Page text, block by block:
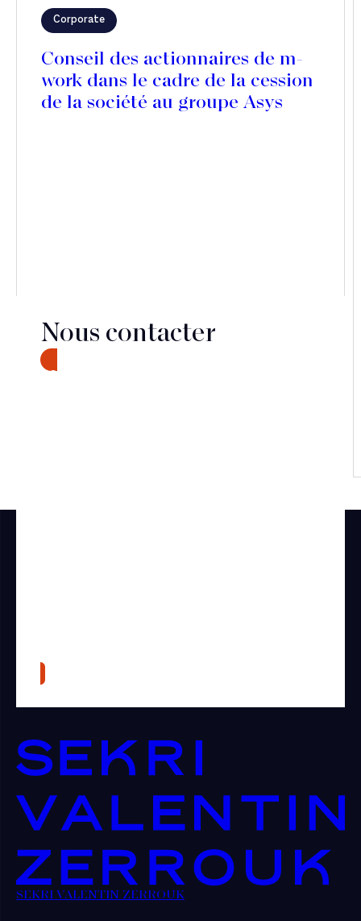
Corporate
Conseil des actionnaires de m-
work dans le cadre de la cession
de la société au groupe Asys
Nous contacter
SEKRI VALENTIN ZERROUK